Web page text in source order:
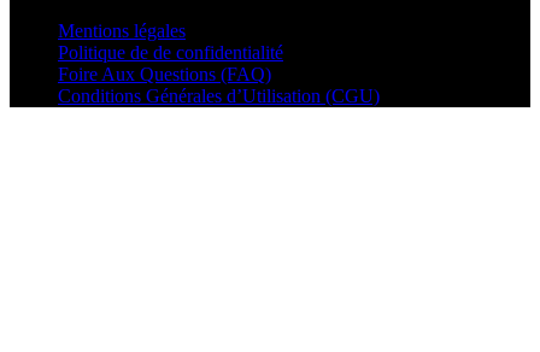
Mentions légales
Politique de de confidentialité
Foire Aux Questions (FAQ)
Conditions Générales d’Utilisation (CGU)